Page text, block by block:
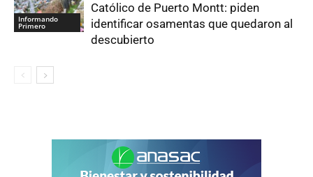
Informando
Primero
Católico de Puerto Montt: piden
identificar osamentas que quedaron al
descubierto